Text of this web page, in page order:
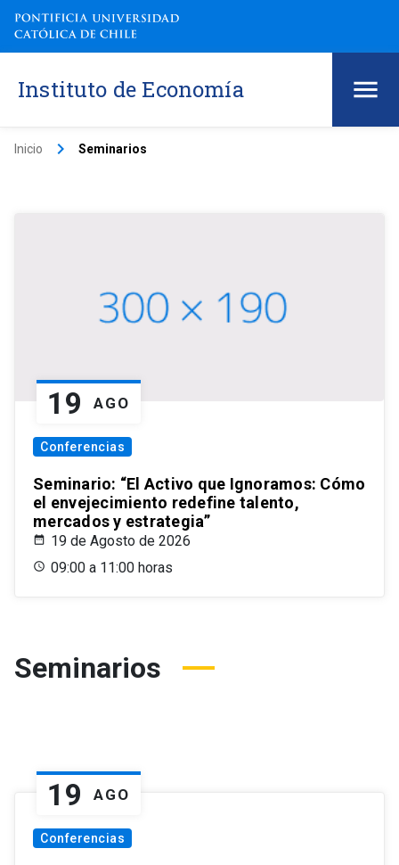
Instituto de Economía
Inicio keyboard_arrow_right Seminarios
19 AGO
Conferencias
Seminario: “El Activo que Ignoramos: Cómo
el envejecimiento redefine talento,
mercados y estrategia”
19 de Agosto de 2026
09:00 a 11:00 horas
Seminarios
19 AGO
Conferencias